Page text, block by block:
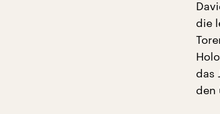
die
das
den